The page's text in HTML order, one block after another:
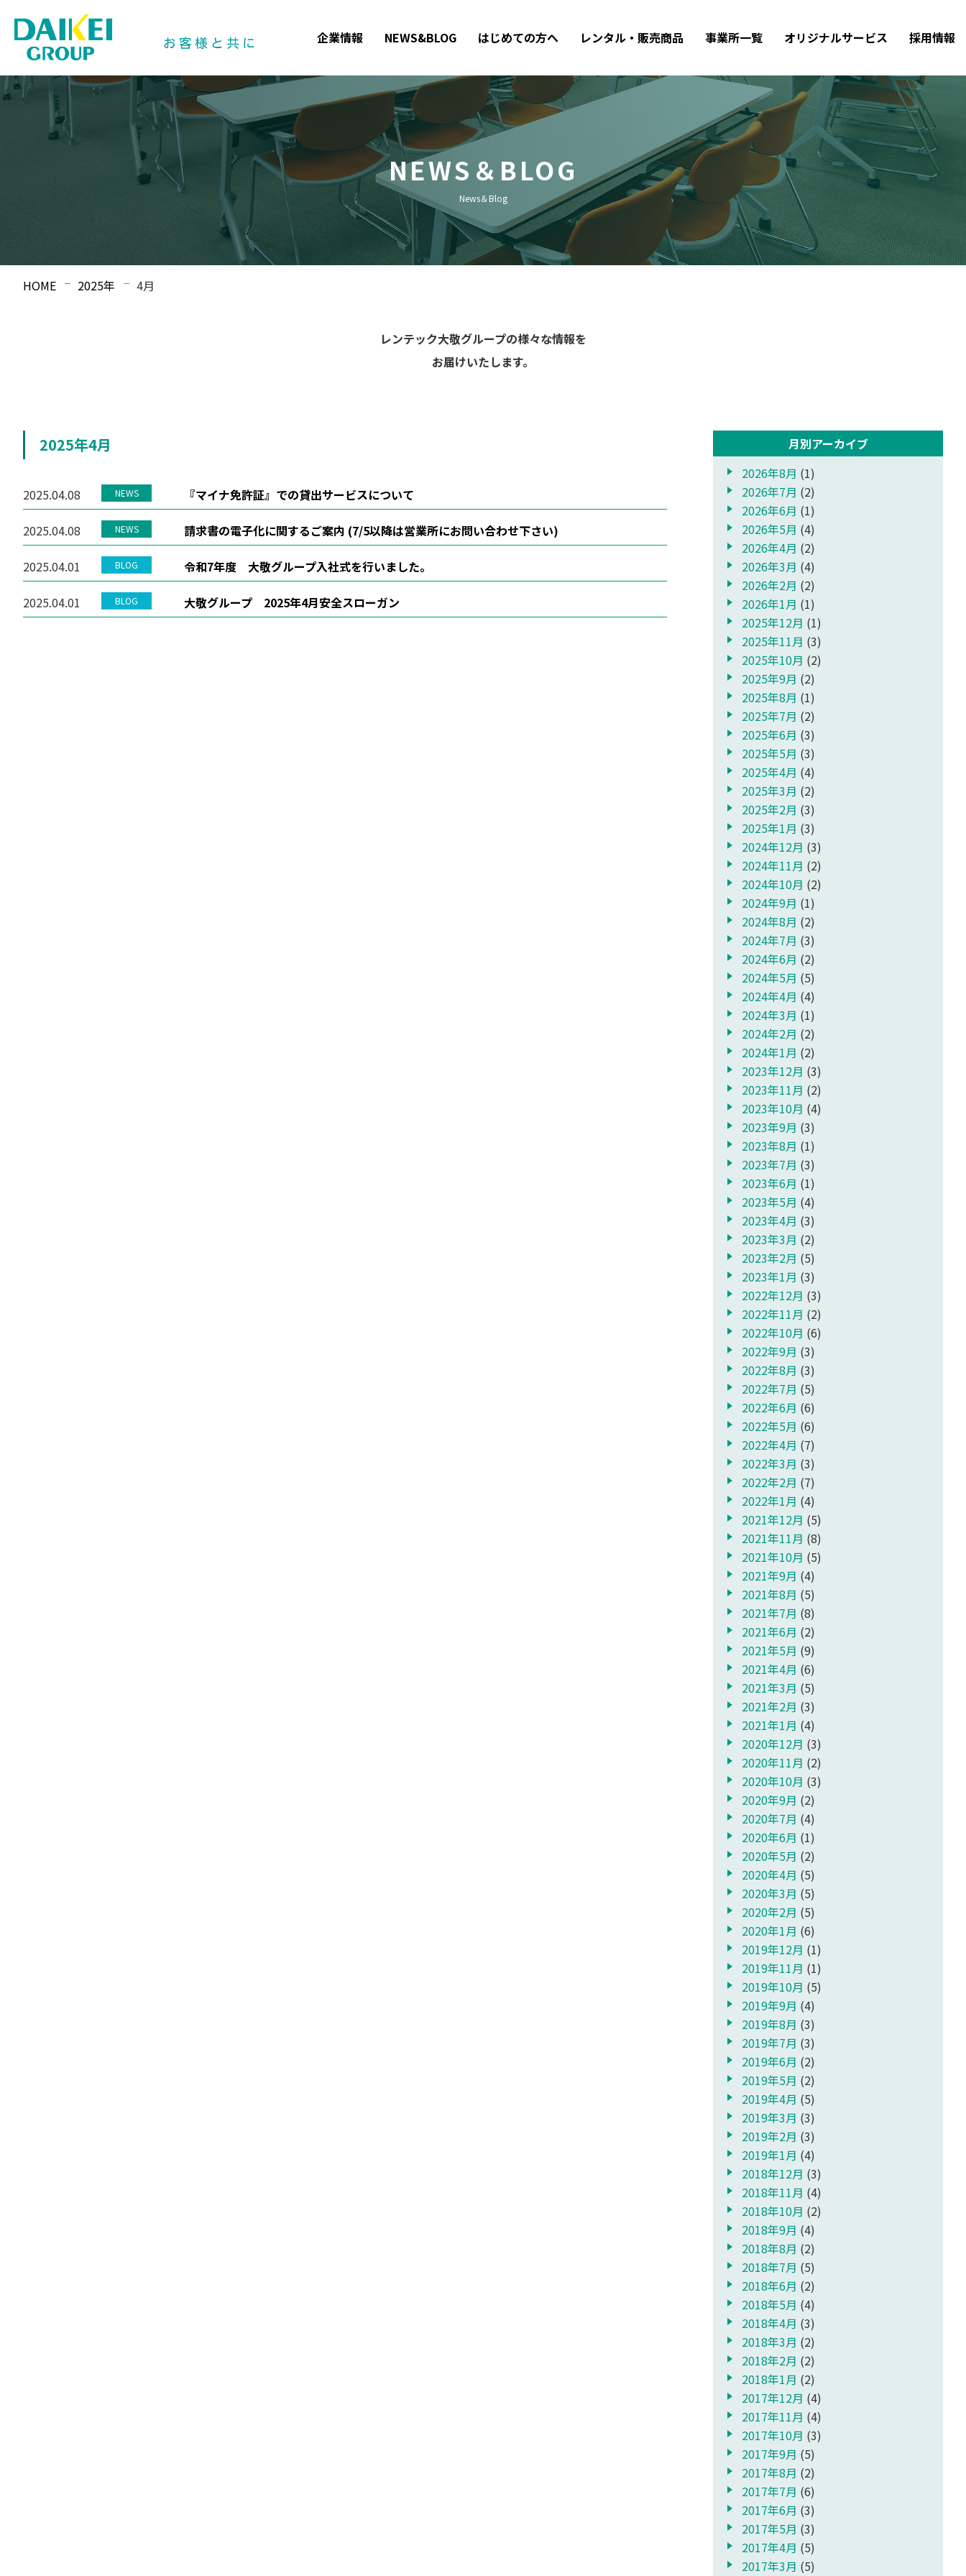
企業情報 NEWS&BLOG はじめての方へ レンタル・販売商品 事業所一覧 オリジナルサービス 採用情報
NEWS＆BLOG
News＆Blog
HOME 2025年 4月
レンテック大敬グループの様々な情報を
お届けいたします。
2025年4月
2025.04.08 NEWS 『マイナ免許証』での貸出サービスについて
2025.04.08 NEWS 請求書の電子化に関するご案内 (7/5以降は営業所にお問い合わせ下さい)
2025.04.01 BLOG 令和7年度 大敬グループ入社式を行いました。
2025.04.01 BLOG 大敬グループ 2025年4月安全スローガン
月別アーカイブ
2026年8月 (1)
2026年7月 (2)
2026年6月 (1)
2026年5月 (4)
2026年4月 (2)
2026年3月 (4)
2026年2月 (2)
2026年1月 (1)
2025年12月 (1)
2025年11月 (3)
2025年10月 (2)
2025年9月 (2)
2025年8月 (1)
2025年7月 (2)
2025年6月 (3)
2025年5月 (3)
2025年4月 (4)
2025年3月 (2)
2025年2月 (3)
2025年1月 (3)
2024年12月 (3)
2024年11月 (2)
2024年10月 (2)
2024年9月 (1)
2024年8月 (2)
2024年7月 (3)
2024年6月 (2)
2024年5月 (5)
2024年4月 (4)
2024年3月 (1)
2024年2月 (2)
2024年1月 (2)
2023年12月 (3)
2023年11月 (2)
2023年10月 (4)
2023年9月 (3)
2023年8月 (1)
2023年7月 (3)
2023年6月 (1)
2023年5月 (4)
2023年4月 (3)
2023年3月 (2)
2023年2月 (5)
2023年1月 (3)
2022年12月 (3)
2022年11月 (2)
2022年10月 (6)
2022年9月 (3)
2022年8月 (3)
2022年7月 (5)
2022年6月 (6)
2022年5月 (6)
2022年4月 (7)
2022年3月 (3)
2022年2月 (7)
2022年1月 (4)
2021年12月 (5)
2021年11月 (8)
2021年10月 (5)
2021年9月 (4)
2021年8月 (5)
2021年7月 (8)
2021年6月 (2)
2021年5月 (9)
2021年4月 (6)
2021年3月 (5)
2021年2月 (3)
2021年1月 (4)
2020年12月 (3)
2020年11月 (2)
2020年10月 (3)
2020年9月 (2)
2020年7月 (4)
2020年6月 (1)
2020年5月 (2)
2020年4月 (5)
2020年3月 (5)
2020年2月 (5)
2020年1月 (6)
2019年12月 (1)
2019年11月 (1)
2019年10月 (5)
2019年9月 (4)
2019年8月 (3)
2019年7月 (3)
2019年6月 (2)
2019年5月 (2)
2019年4月 (5)
2019年3月 (3)
2019年2月 (3)
2019年1月 (4)
2018年12月 (3)
2018年11月 (4)
2018年10月 (2)
2018年9月 (4)
2018年8月 (2)
2018年7月 (5)
2018年6月 (2)
2018年5月 (4)
2018年4月 (3)
2018年3月 (2)
2018年2月 (2)
2018年1月 (2)
2017年12月 (4)
2017年11月 (4)
2017年10月 (3)
2017年9月 (5)
2017年8月 (2)
2017年7月 (6)
2017年6月 (3)
2017年5月 (3)
2017年4月 (5)
2017年3月 (5)